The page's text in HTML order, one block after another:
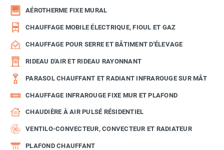
AÉROTHERME FIXE MURAL
CHAUFFAGE MOBILE ÉLECTRIQUE, FIOUL ET GAZ
CHAUFFAGE POUR SERRE ET BÂTIMENT D'ÉLEVAGE
RIDEAU D'AIR ET RIDEAU RAYONNANT
PARASOL CHAUFFANT ET RADIANT INFRAROUGE SUR MÂT
CHAUFFAGE INFRAROUGE FIXE MUR ET PLAFOND
CHAUDIÈRE À AIR PULSÉ RÉSIDENTIEL
VENTILO-CONVECTEUR, CONVECTEUR ET RADIATEUR
PLAFOND CHAUFFANT